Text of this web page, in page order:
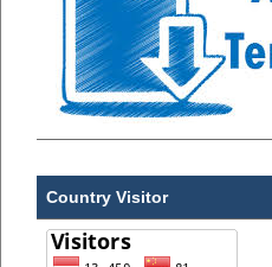
Country Visitor